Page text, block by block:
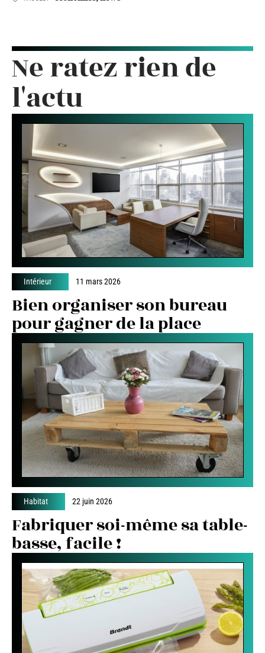
Ne ratez rien de
l'actu
Intérieur 11 mars 2026
Bien organiser son bureau
pour gagner de la place
Habitat 22 juin 2026
Fabriquer soi-même sa table-
basse, facile !